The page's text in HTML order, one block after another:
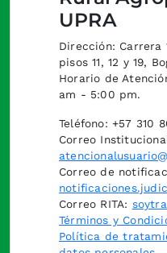
UPRA
Dirección: Carrera
pisos 11, 12 y 19,
Horario de
am - 5:00 pm.
Teléfono: +57 310
Correo
Correo de
Correo RITA:
Términos y
Política de